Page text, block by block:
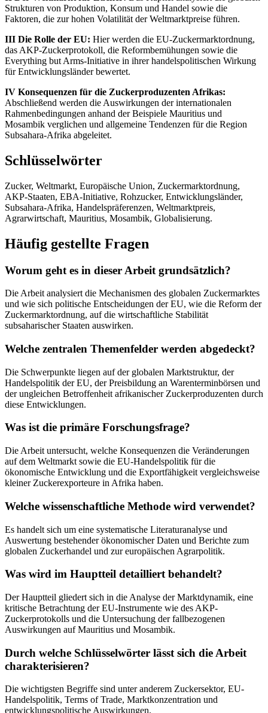
Strukturen von Produktion, Konsum und Handel sowie die
Faktoren, die zur hohen Volatilität der Weltmarktpreise führen.
III Die Rolle der EU: Hier werden die EU-Zuckermarktordnung,
das AKP-Zuckerprotokoll, die Reformbemühungen sowie die
Everything but Arms-Initiative in ihrer handelspolitischen Wirkung
für Entwicklungsländer bewertet.
IV Konsequenzen für die Zuckerproduzenten Afrikas:
Abschließend werden die Auswirkungen der internationalen
Rahmenbedingungen anhand der Beispiele Mauritius und
Mosambik verglichen und allgemeine Tendenzen für die Region
Subsahara-Afrika abgeleitet.
Schlüsselwörter
Zucker, Weltmarkt, Europäische Union, Zuckermarktordnung,
AKP-Staaten, EBA-Initiative, Rohzucker, Entwicklungsländer,
Subsahara-Afrika, Handelspräferenzen, Weltmarktpreis,
Agrarwirtschaft, Mauritius, Mosambik, Globalisierung.
Häufig gestellte Fragen
Worum geht es in dieser Arbeit grundsätzlich?
Die Arbeit analysiert die Mechanismen des globalen Zuckermarktes
und wie sich politische Entscheidungen der EU, wie die Reform der
Zuckermarktordnung, auf die wirtschaftliche Stabilität
subsaharischer Staaten auswirken.
Welche zentralen Themenfelder werden abgedeckt?
Die Schwerpunkte liegen auf der globalen Marktstruktur, der
Handelspolitik der EU, der Preisbildung an Warenterminbörsen und
der ungleichen Betroffenheit afrikanischer Zuckerproduzenten durch
diese Entwicklungen.
Was ist die primäre Forschungsfrage?
Die Arbeit untersucht, welche Konsequenzen die Veränderungen
auf dem Weltmarkt sowie die EU-Handelspolitik für die
ökonomische Entwicklung und die Exportfähigkeit vergleichsweise
kleiner Zuckerexporteure in Afrika haben.
Welche wissenschaftliche Methode wird verwendet?
Es handelt sich um eine systematische Literaturanalyse und
Auswertung bestehender ökonomischer Daten und Berichte zum
globalen Zuckerhandel und zur europäischen Agrarpolitik.
Was wird im Hauptteil detailliert behandelt?
Der Hauptteil gliedert sich in die Analyse der Marktdynamik, eine
kritische Betrachtung der EU-Instrumente wie des AKP-
Zuckerprotokolls und die Untersuchung der fallbezogenen
Auswirkungen auf Mauritius und Mosambik.
Durch welche Schlüsselwörter lässt sich die Arbeit
charakterisieren?
Die wichtigsten Begriffe sind unter anderem Zuckersektor, EU-
Handelspolitik, Terms of Trade, Marktkonzentration und
entwicklungspolitische Auswirkungen.